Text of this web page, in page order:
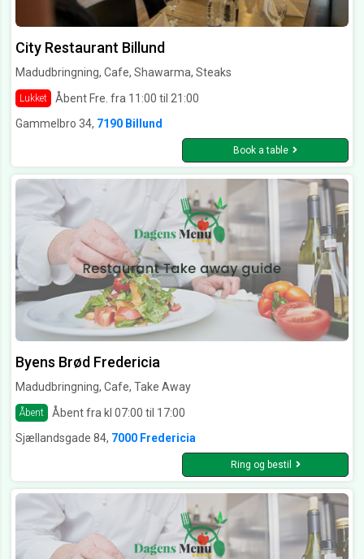
City Restaurant Billund
Madudbringning, Cafe, Shawarma, Steaks
Lukket
Åbent Fre. fra 11:00 til 21:00
Gammelbro 34, 7190 Billund
Book a table
Byens Brød Fredericia
Madudbringning, Cafe, Take Away
Åbent
Åbent fra kl 07:00 til 17:00
Sjællandsgade 84, 7000 Fredericia
Ring og bestil